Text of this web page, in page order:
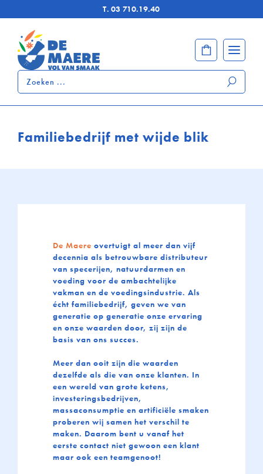
T.03 710.19.40
Zoeken
Familiebedrijf met wijde blik
De Maere overtuigt al meer dan vijf
decennia als betrouwbare distributeur
van specerijen, natuurdarmen en
voeding voor de ambachtelijke
vakman en de voedingsindustrie. Als
écht familiebedrijf, geven we van
generatie op generatie onze ervaring
en onze waarden door, zij zijn de
basis van ons succes.
Meer dan ooit zijn die waarden
dezelfde als die van onze klanten. In
een wereld van grote ketens,
investeringsbedrijven,
massaconsumptie en artificiële smaken
proberen wij samen het verschil te
maken. Daarom bent u vanaf het
eerste contact niet gewoon een klant
maar ook een teamgenoot!